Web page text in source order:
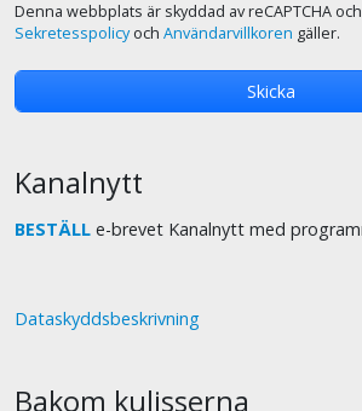
Denna webbplats är skyddad av reCAPTCHA
Sekretesspolicyoch Användarvillkoren gäller.
Kanalnytt
BESTÄLL e-brevet Kanalnytt med
Dataskyddsbeskrivning
Bakom kulisserna